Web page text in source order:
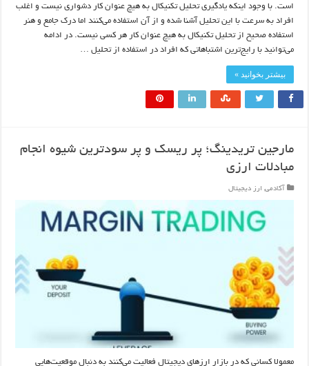
است. با وجود اینکه یادگیری تحلیل تکنیکال به هیچ عنوان کار دشواری نیست و اغلب
افراد به سرعت با این تحلیل آشنا شده و از آن استفاده می‌کنند اما درک جامع و هنر
استفاده صحیح از تحلیل تکنیکال به هیچ عنوان کار هر کسی نیست. در ادامه
می‌توانید با رایج‌ترین اشتباهاتی که افراد در استفاده از تحلیل …
بیشتر بخوانید »
مارجین تریدینگ؛ پر ریسک و پر سودترین شیوه انجام
مبادلات ارزی
آکادمی, ارز دیجیتال
معمولا کسانی که در بازار ارزهای دیجیتال فعالیت می‌کنند به دنبال موقعیت‌هایی